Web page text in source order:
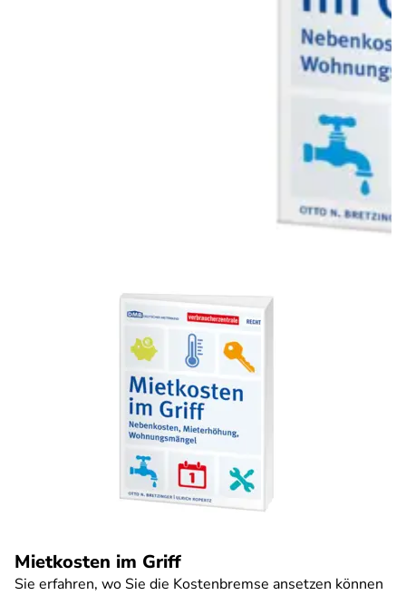
Mietkosten im Griff
Sie erfahren, wo Sie die Kostenbremse ansetzen können